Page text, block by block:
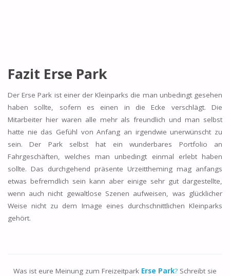
Fazit Erse Park
Der Erse Park ist einer der Kleinparks die man unbedingt gesehen
haben sollte, sofern es einen in die Ecke verschlägt. Die
Mitarbeiter hier waren alle mehr als freundlich und man selbst
hatte nie das Gefühl von Anfang an irgendwie unerwünscht zu
sein. Der Park selbst hat ein wunderbares Portfolio an
Fahrgeschäften, welches man unbedingt einmal erlebt haben
sollte. Das durchgehend präsente Urzeittheming mag anfangs
etwas befremdlich sein kann aber einige sehr gut dargestellte,
wenn auch nicht gewaltlose Szenen aufweisen, was glücklicher
Weise nicht zu dem Image eines durchschnittlichen Kleinparks
gehört.
Was ist eure Meinung zum Freizeitpark Erse Park?Schreibt sie